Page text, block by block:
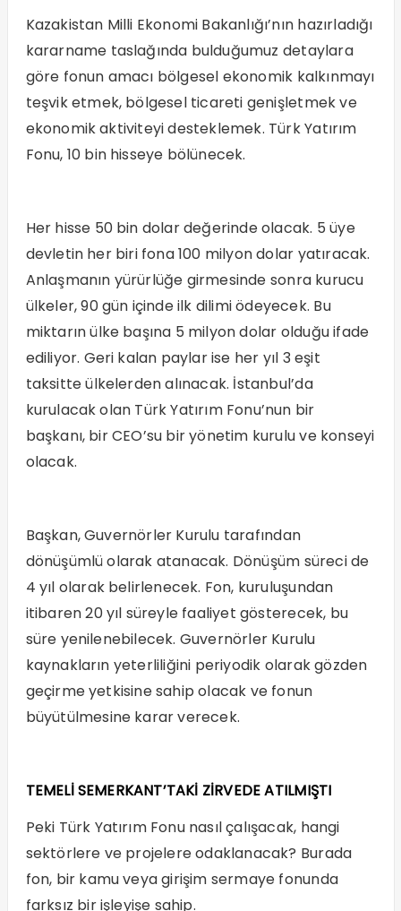
Kazakistan Milli Ekonomi Bakanlığı’nın hazırladığı
kararname taslağında bulduğumuz detaylara
göre fonun amacı bölgesel ekonomik kalkınmayı
teşvik etmek, bölgesel ticareti genişletmek ve
ekonomik aktiviteyi desteklemek. Türk Yatırım
Fonu, 10 bin hisseye bölünecek.
Her hisse 50 bin dolar değerinde olacak. 5 üye
devletin her biri fona 100 milyon dolar yatıracak.
Anlaşmanın yürürlüğe girmesinde sonra kurucu
ülkeler, 90 gün içinde ilk dilimi ödeyecek. Bu
miktarın ülke başına 5 milyon dolar olduğu ifade
ediliyor. Geri kalan paylar ise her yıl 3 eşit
taksitte ülkelerden alınacak. İstanbul’da
kurulacak olan Türk Yatırım Fonu’nun bir
başkanı, bir CEO’su bir yönetim kurulu ve konseyi
olacak.
Başkan, Guvernörler Kurulu tarafından
dönüşümlü olarak atanacak. Dönüşüm süreci de
4 yıl olarak belirlenecek. Fon, kuruluşundan
itibaren 20 yıl süreyle faaliyet gösterecek, bu
süre yenilenebilecek. Guvernörler Kurulu
kaynakların yeterliliğini periyodik olarak gözden
geçirme yetkisine sahip olacak ve fonun
büyütülmesine karar verecek.
TEMELİ SEMERKANT’TAKİ ZİRVEDE ATILMIŞTI
Peki Türk Yatırım Fonu nasıl çalışacak, hangi
sektörlere ve projelere odaklanacak? Burada
fon, bir kamu veya girişim sermaye fonunda
farksız bir işleyişe sahip.